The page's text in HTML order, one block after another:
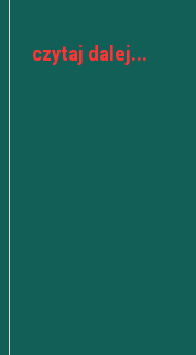
czytaj dalej...